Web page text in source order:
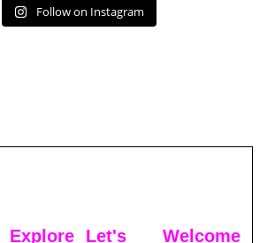
Follow on Instagram
Explore
Let's
Welcome